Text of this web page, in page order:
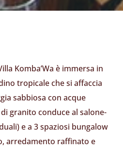
Komba’Wa è immersa in
tropicale che si affaccia
sabbiosa con acque
granito conduce al salone-
e a 3 spaziosi bungalow
arredamento raffinato e